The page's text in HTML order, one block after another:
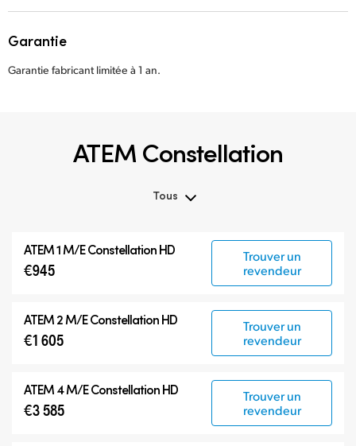
Garantie
Garantie fabricant limitée à 1 an.
ATEM Constellation
Tous
ATEM Advanced Panels
Modèles compatibles
ATEM 1 M/E Constellation HD
€945
Trouver un
revendeur
ATEM 2 M/E Constellation HD
€1 605
Trouver un
revendeur
ATEM 4 M/E Constellation HD
€3 585
Trouver un
revendeur